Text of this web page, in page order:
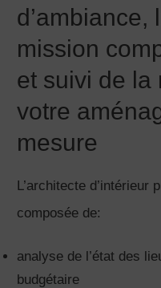
d’ambiance,
mission
et suivi de la
votre
mesure
L’architecte d’intérieur
composée de:
analyse de l’état des
budgétaire